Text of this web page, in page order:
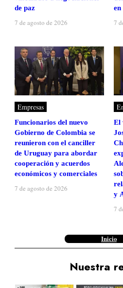
de paz
7 de agosto de 2026 7
Empresas
Funcionarios del nuevo
Gobierno de Colombia se
reunieron con el canciller
de Uruguay para abordar
cooperación y acuerdos
económicos y comerciales
7 de agosto de 2026
El
y
7
Inicio
Nuestra